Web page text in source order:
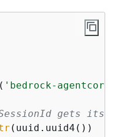
'bedrock-agentcore'
gets its
(uuid.uuid4())